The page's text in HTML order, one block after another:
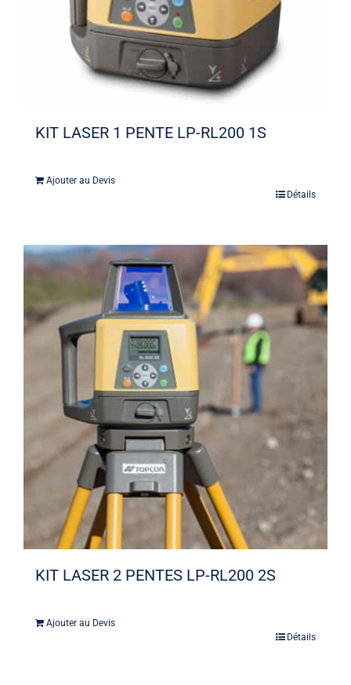
KIT LASER 1 PENTE LP-RL200 1S
Ajouter au Devis
Détails
KIT LASER 2 PENTES LP-RL200 2S
Ajouter au Devis
Détails